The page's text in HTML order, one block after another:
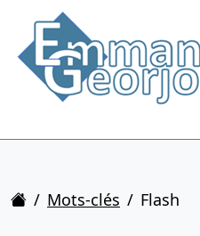
Accueil
Mots-clés Flash